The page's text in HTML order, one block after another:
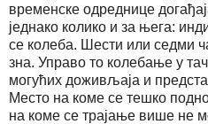
временске одреднице
једнако колико и за њега:
се колеба. Шести или седми
зна. Управо то колебање у
могућих доживљаја и
Место на коме се тешко
на коме се трајање више не